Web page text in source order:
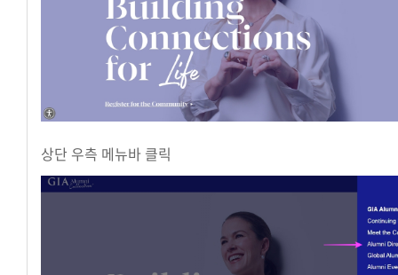
상단 우측 메뉴바 클릭